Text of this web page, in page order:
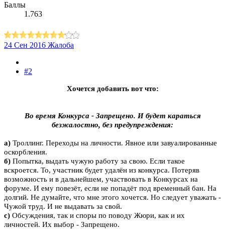
Баллы
1.763
24 Сен 2016 Жалоба
#2
Хочетсядобавить вот что:
Во время Конкурса - Запрещено. И будет караться
безжалостно, без предупреждения:
а) Троллинг. Переходы на личности. Явное или завуалированные
оскорбления.
б) Попытка, выдать чужую работу за свою. Если такое
вскроется. То, участник будет удалён из конкурса. Потеряв
возможность и в дальнейшем, участвовать в Конкурсах на
форуме. И ему повезёт, если не попадёт под временный бан. На
долгий. Не думайте, что мне этого хочется. Но следует уважать -
Чужой труд. И не выдавать за свой.
с) Обсуждения, так и споры по поводу Жюри, как и их
личностей. Их выбор - Запрещено.